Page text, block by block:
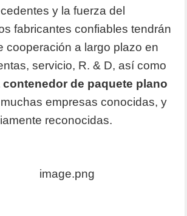
y la fuerza del
fabricantes confiables tendrán
cooperación a largo plazo en
servicio, R. & D, así como
contenedor de paquete plano
empresas conocidas, y
reconocidas.